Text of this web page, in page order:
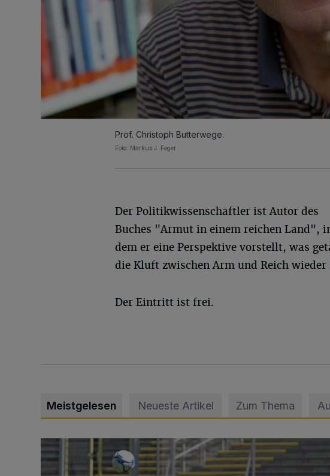
Prof. Christoph Butterwege.
Foto: Markus J. Feger
Der Politikwissenschaftler ist Autor des
Buches "Armut in einem reichen Land",
dem er eine Perspektive vorstellt, was
die Kluft zwischen Arm und Reich wieder
Der Eintritt ist frei.
Meistgelesen Neueste Artikel Zum Thema
WSV: Übertragung im Barmer Bahnhof und klare Ansage